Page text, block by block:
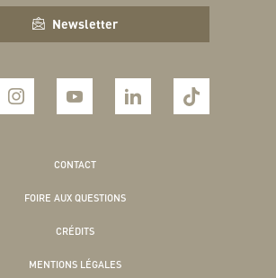
Newsletter
CONTACT
FOIRE AUX QUESTIONS
CRÉDITS
MENTIONS LÉGALES